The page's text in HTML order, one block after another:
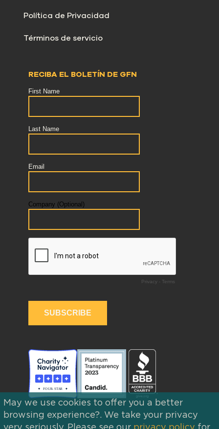
Política de Privacidad
Términos de servicio
RECIBA EL BOLETÍN DE GFN
May we use cookies to offer you a better
browsing experience?. We take your privacy